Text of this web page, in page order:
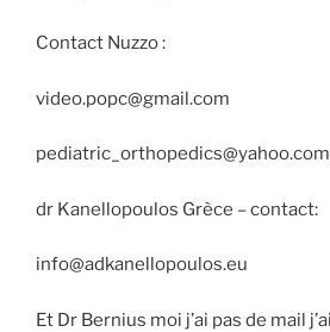
Contact Nuzzo :
video.popc@gmail.com
pediatric_orthopedics@yahoo.com
dr Kanellopoulos Grèce – contact:
info@adkanellopoulos.eu
Et Dr Bernius moi j’ai pas de mail